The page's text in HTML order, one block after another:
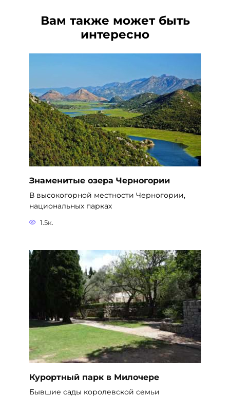
Вам также может быть
интересно
Знаменитые озера Черногории
В высокогорной местности Черногории,
национальных парках
1.5к.
Курортный парк в Милочере
Бывшие сады королевской семьи